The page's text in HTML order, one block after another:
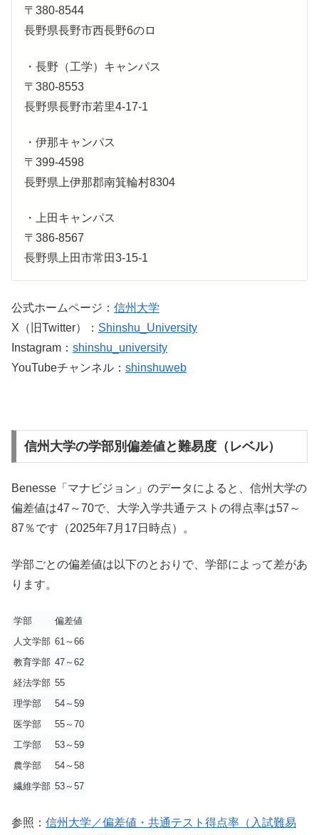
〒380-8544
長野県長野市西長野6のロ
・長野（工学）キャンパス
〒380-8553
長野県長野市若里4-17-1
・伊那キャンパス
〒399-4598
長野県上伊那郡南箕輪村8304
・上田キャンパス
〒386-8567
長野県上田市常田3-15-1
公式ホームページ： 信州大学
X（旧Twitter）： Shinshu_University
Instagram： shinshu_university
YouTubeチャンネル： shinshuweb
信州大学の学部別偏差値と難易度（レベル）
Benesse「マナビジョン」のデータによると、信州大学の
偏差値は47～70で、大学入学共通テストの得点率は57～
87％です（2025年7月17日時点）。
学部ごとの偏差値は以下のとおりで、学部によって差があ
ります。
学部
偏差値
人文学部 61～66
教育学部 47～62
経法学部 55
理学部
54～59
医学部
55～70
工学部
53～59
農学部
54～58
繊維学部 53～57
参照： 信州大学／偏差値・共通テスト得点率（入試難易